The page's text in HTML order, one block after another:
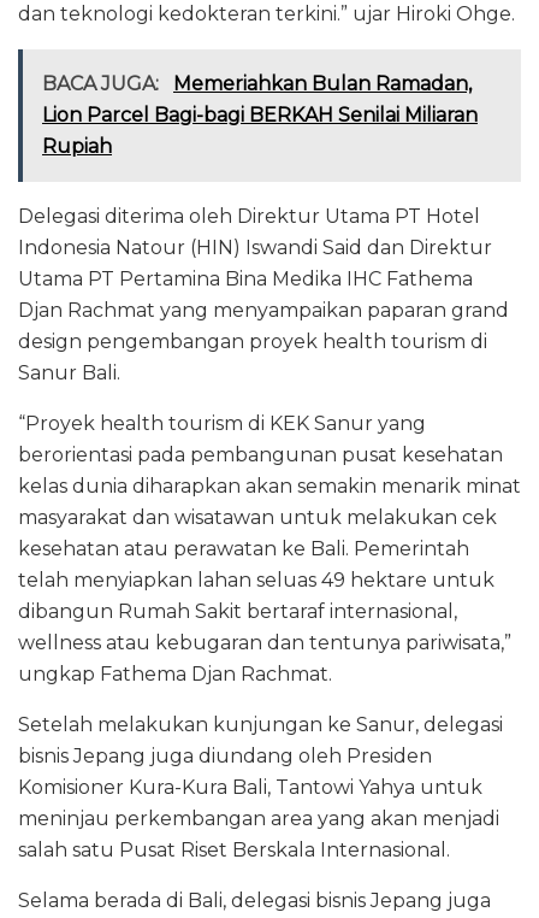
dan teknologi kedokteran terkini.” ujar Hiroki Ohge.
BACA JUGA:
Memeriahkan Bulan Ramadan,
Lion Parcel Bagi-bagi BERKAH Senilai Miliaran
Rupiah
Delegasi diterima oleh Direktur Utama PT Hotel
Indonesia Natour (HIN) Iswandi Said dan Direktur
Utama PT Pertamina Bina Medika IHC Fathema
Djan Rachmat yang menyampaikan paparan grand
design pengembangan proyek health tourism di
Sanur Bali.
“Proyek health tourism di KEK Sanur yang
berorientasi pada pembangunan pusat kesehatan
kelas dunia diharapkan akan semakin menarik minat
masyarakat dan wisatawan untuk melakukan cek
kesehatan atau perawatan ke Bali. Pemerintah
telah menyiapkan lahan seluas 49 hektare untuk
dibangun Rumah Sakit bertaraf internasional,
wellness atau kebugaran dan tentunya pariwisata,”
ungkap Fathema Djan Rachmat.
Setelah melakukan kunjungan ke Sanur, delegasi
bisnis Jepang juga diundang oleh Presiden
Komisioner Kura-Kura Bali, Tantowi Yahya untuk
meninjau perkembangan area yang akan menjadi
salah satu Pusat Riset Berskala Internasional.
Selama berada di Bali, delegasi bisnis Jepang juga